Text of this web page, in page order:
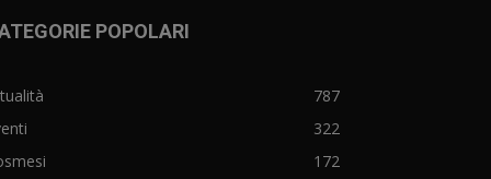
POPOLARI
787
322
172